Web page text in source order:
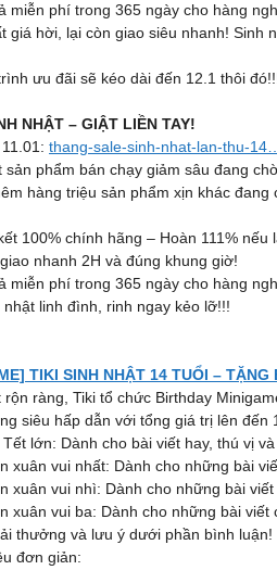
miễn phí trong 365 ngày cho hàng
giá hời, lại còn giao siêu nhanh! Sinh
ưu đãi sẽ kéo dài đến 12.1 thôi
NHẬT – GIẬT LIỀN TAY!
thang-sale-sinh-nhat-lan-thu-14…
sản phẩm bán chạy giảm sâu đang
hàng triệu sản phẩm xịn khác đang
100% chính hãng – Hoàn 111% nếu
nhanh 2H và đúng khung giờ!
miễn phí trong 365 ngày cho hàng
nhật linh đình, rinh ngay kẻo lỡ!!!
TIKI SINH NHẬT 14 TUỔI – TẶNG
rộn ràng, Tiki tổ chức Birthday
siêu hấp dẫn với tổng giá trị lên đến
Tết lớn: Dành cho bài viết hay, thú vị
xuân vui nhất: Dành cho những bài
xuân vui nhì: Dành cho những bài
xuân vui ba: Dành cho những bài
thưởng và lưu ý dưới phần bình luận!
đơn giản: